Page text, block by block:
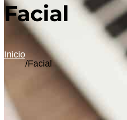
Facial
Inicio
/Facial